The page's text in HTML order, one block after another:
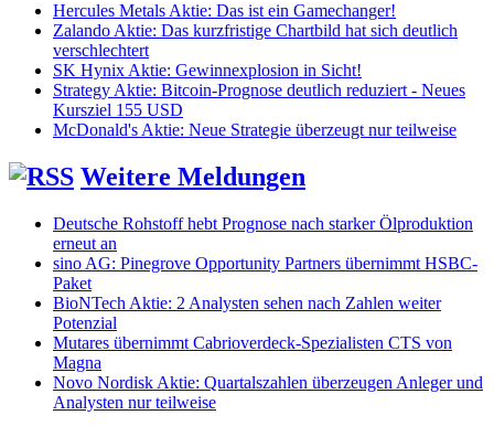
Hercules Metals Aktie: Das ist ein Gamechanger!
Zalando Aktie: Das kurzfristige Chartbild hat sich deutlich
verschlechtert
SK Hynix Aktie: Gewinnexplosion in Sicht!
Strategy Aktie: Bitcoin-Prognose deutlich reduziert - Neues
Kursziel 155 USD
McDonald's Aktie: Neue Strategie überzeugt nur teilweise
Weitere Meldungen
Deutsche Rohstoff hebt Prognose nach starker Ölproduktion
erneut an
sino AG: Pinegrove Opportunity Partners übernimmt HSBC-
Paket
BioNTech Aktie: 2 Analysten sehen nach Zahlen weiter
Potenzial
Mutares übernimmt Cabrioverdeck-Spezialisten CTS von
Magna
Novo Nordisk Aktie: Quartalszahlen überzeugen Anleger und
Analysten nur teilweise